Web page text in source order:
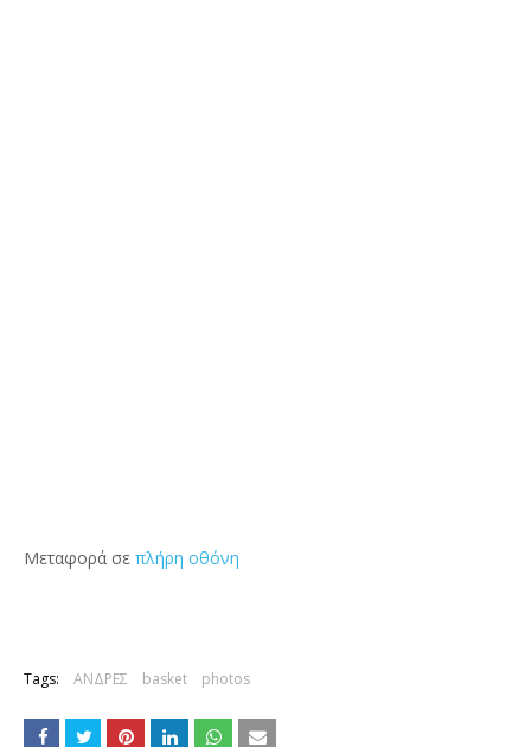
Μεταφορά σε πλήρη οθόνη
Tags: ΑΝΔΡΕΣ basket photos